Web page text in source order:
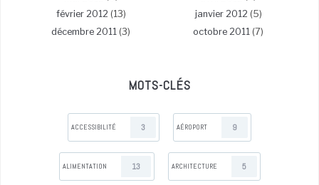
février 2012 (13) janvier 2012 (5)
décembre 2011 (3) octobre 2011 (7)
MOTS-CLÉS
ACCESSIBILITÉ 3 AÉROPORT 9
ALIMENTATION 13 ARCHITECTURE 5